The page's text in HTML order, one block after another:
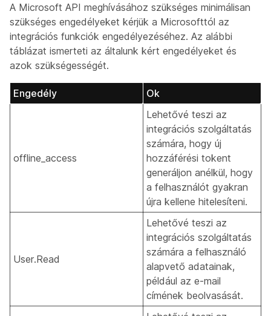
A Microsoft API meghívásához szükséges minimálisan
szükséges engedélyeket kérjük a Microsofttól az
integrációs funkciók engedélyezéséhez. Az alábbi
táblázat ismerteti az általunk kért engedélyeket és
azok szükségességét.
Engedély Ok
offline_access
Lehetővé teszi az
integrációs szolgáltatás
számára, hogy új
hozzáférési tokent
generáljon anélkül, hogy
a felhasználót gyakran
újra kellene hitelesíteni.
User.Read
Lehetővé teszi az
integrációs szolgáltatás
számára a felhasználó
alapvető adatainak,
például az e-mail
címének beolvasását.